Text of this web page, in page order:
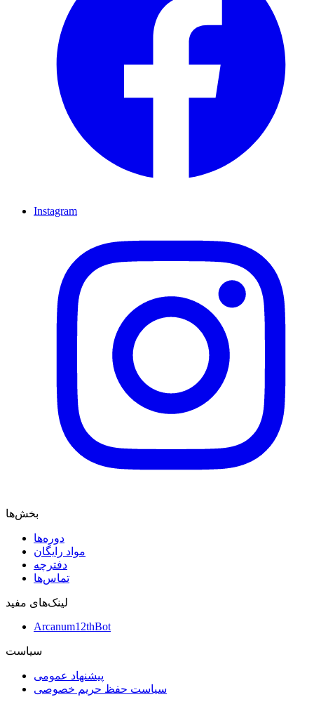
Instagram
بخش‌ها
دوره‌ها
مواد رایگان
دفترچه
تماس‌ها
لینک‌های مفید
Arcanum12thBot
سیاست
پیشنهاد عمومی
سیاست حفظ حریم خصوصی